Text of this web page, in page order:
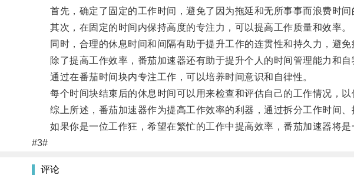
首先，确定了固定的工作时间，避免了因为拖延和无所事事而浪费时间
其次，在固定的时间内保持高度的专注力，可以提高工作质量和效率。
同时，合理的休息时间和间隔有助于提升工作的连贯性和持久力，避免
除了提高工作效率，番茄加速器还有助于提升个人的时间管理能力和自
通过在番茄时间块内专注工作，可以培养时间意识和自律性。
每个时间块结束后的休息时间可以用来检查和评估自己的工作情况，以
综上所述，番茄加速器作为提高工作效率的利器，通过拆分工作时间、
如果你是一位工作狂，希望在繁忙的工作中提高效率，番茄加速器将是
#3#
评论